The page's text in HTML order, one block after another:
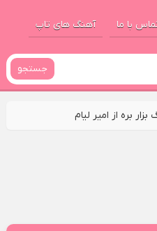
با ما آهنگ های تاپ
جستجو
بزار بره از امیر لیام